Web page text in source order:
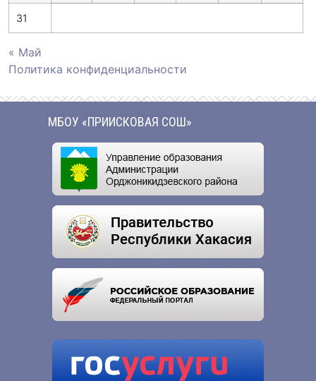
31
« Май
Политика конфиденциальности
МБОУ «ПРИИСКОВАЯ СОШ»